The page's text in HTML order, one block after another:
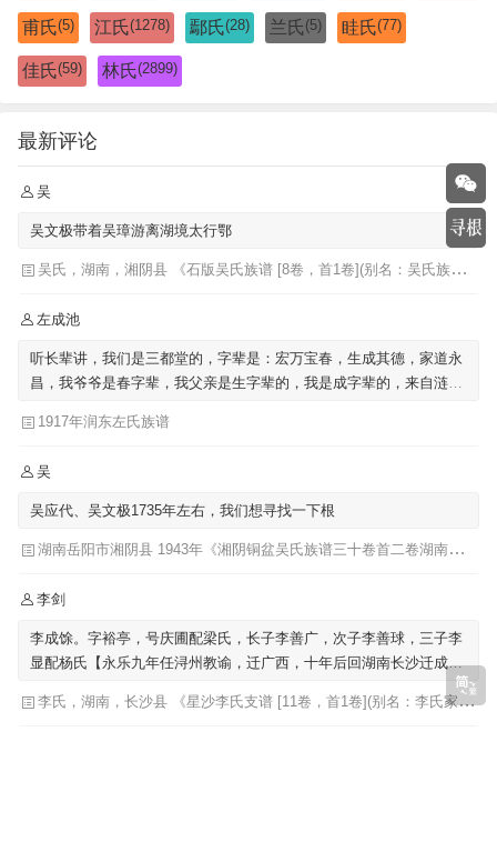
甫氏(5) 江氏(1278) 鄢氏(28) 兰氏 (5) 眭氏(77)
佳氏(59) 林氏(2899)
最新评论
吴
吴文极带着吴璋游离湖境太行鄂
吴氏，湖南，湘阴县 《石版吴氏族谱 [8卷，首1卷](别名：吴氏族谱)》
左成池
听长辈讲，我们是三都堂的，字辈是：宏万宝春，生成其德，家道永
昌，我爷爷是春字辈，我父亲是生字辈的，我是成字辈的，来自涟水
1917年润东左氏族谱
吴
吴应代、吴文极1735年左右，我们想寻找一下根
湖南岳阳市湘阴县 1943年《湘阴铜盆吴氏族谱三十卷首二卷湖南省岳阳市湘阴县》发祥堂|吴楚椿（主修）
李剑
李成馀。字裕亭，号庆圃配梁氏，长子李善广，次子李善球，三子李
显配杨氏【永乐九年任浔州教谕，迁广西，十年后回湖南长沙迁成馀
李氏，湖南，长沙县 《星沙李氏支谱 [11卷，首1卷](别名：李氏家乘)》李芳城 ...[等]主修 ; 李沛华 ... [等]纂修